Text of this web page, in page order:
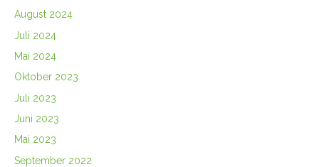
August 2024
Juli 2024
Mai 2024
Oktober 2023
Juli 2023
Juni 2023
Mai 2023
September 2022